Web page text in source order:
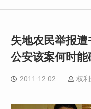
失地农民举报
公安该案何时能
2011-12-02 权